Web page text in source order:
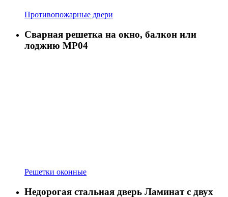
Противопожарные двери
Сварная решетка на окно, балкон или
лоджию МР04
Решетки оконные
Недорогая стальная дверь Ламинат с двух